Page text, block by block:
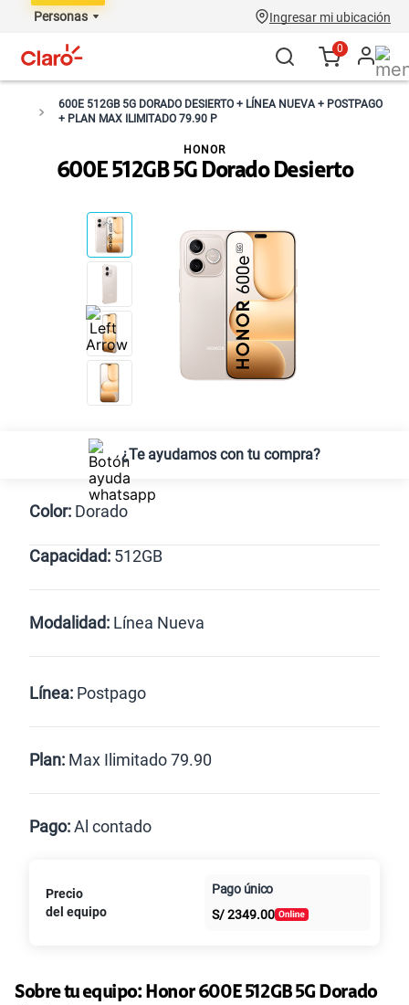
Personas Ingresar mi ubicación
0
600E 512GB 5G DORADO DESIERTO + LÍNEA NUEVA + POSTPAGO
+ PLAN MAX ILIMITADO 79.90 P
600E 512GB 5G Dorado Desierto
HONOR
¿Te ayudamos con tu compra?
Color: Dorado
Dorado
Capacidad: 512GB
512GB
Modalidad: Línea Nueva
Renovación Celular liberado
Línea: Postpago
Postpago
Plan: Max Ilimitado 79.90
125GBen alta velocidad
S/
Pago:Al contado
Al contado Cuotas Claro
intereses
Precio
del equipo
Pago único
S/2349.00
Sobre tu equipo: Honor 600E 512GB 5G Dorado